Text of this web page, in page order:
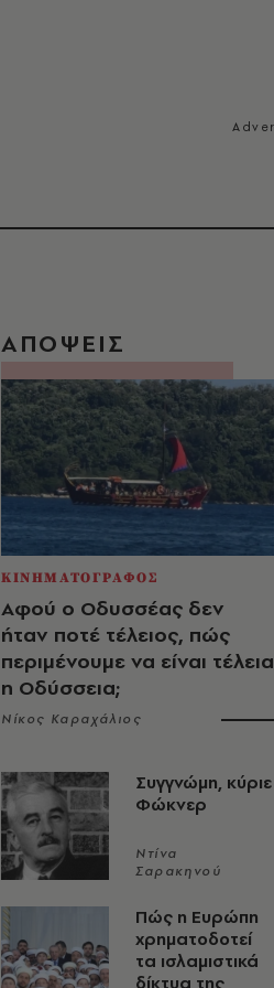
ΑΠΟΨΕΙΣ
ΚΙΝΗΜΑΤΟΓΡΑΦΟΣ
Αφού ο Οδυσσέας δεν
ήταν ποτέ τέλειος, πώς
περιμένουμε να είναι τέλεια
η Οδύσσεια;
Νίκος Καραχάλιος
Συγγνώμη, κύριε
Φώκνερ
Ντίνα
Σαρακηνού
Πώς η Ευρώπη
χρηματοδοτεί
τα ισλαμιστικά
δίκτυα της